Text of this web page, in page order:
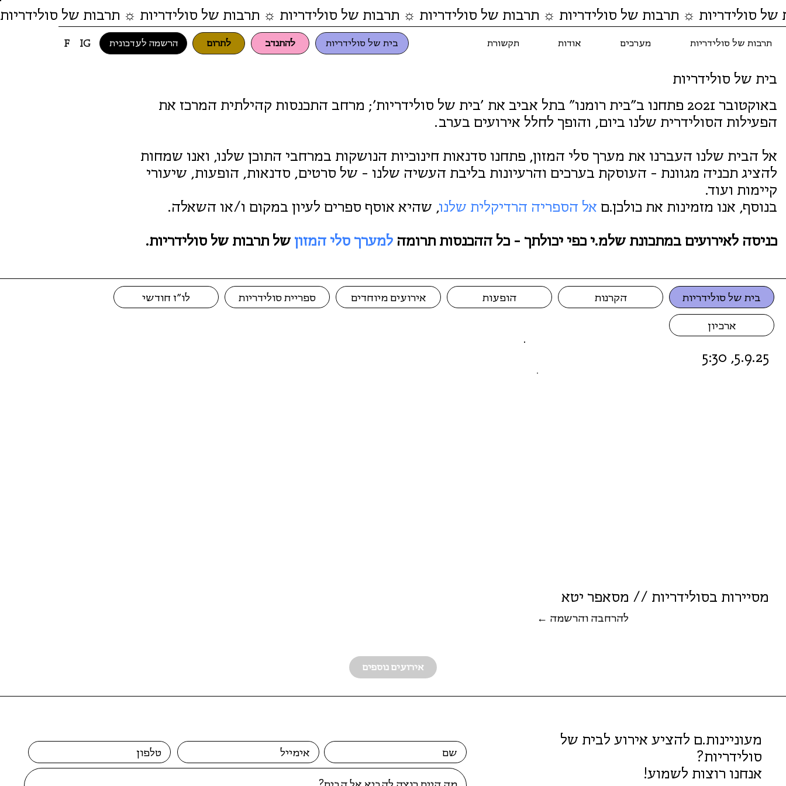
בית של סולידריות להתנדב לתרום תרבות של סולידריות מערכים אודות תקשורת F IG הרשמה לעדכונית
סולידריות ☼ תרבות של סולידריות ☼ תרבות של סולידריות ☼ תרבות של סולידריות ☼ תרבות של סולידריות ☼ תרבות של סולידריות
מסיירות בסולידריות // מסאפר יטא
← להרחבה והרשמה
5.9.25, 5:30
בית של סולידריות
באוקטובר 2021 פתחנו ב״בית רומנו״ בתל אביב את ׳בית של סולידריות׳; מרחב התכנסות קהילתית המרכז את
הפעילות הסולידרית שלנו ביום, והופך לחלל אירועים בערב.
אל הבית שלנו העברנו את מערך סלי המזון, פתחנו סדנאות חינוכיות הנושקות במרחבי התוכן שלנו, ואנו שמחות
להציג תכניה מגוונת - העוסקת בערכים והרעיונות בליבת העשיה שלנו - של סרטים, סדנאות, הופעות, שיעורי
קיימות ועוד.
בנוסף, אנו מזמינות את כולכן.ם אל הספריה הרדיקלית שלנו, שהיא אוסף ספרים לעיון במקום ו/או השאלה.
כניסה לאירועים במתכונת שלמ.י כפי יכולתך - כל ההכנסות תרומה למערך סלי המזון של תרבות של סולידריות.
הופעות בית של סולידריות הקרנות אירועים מיוחדים
ארכיון
ספריית סולידריות לו״ז חודשי
אירועים נוספים
מעוניינות.ם להציע אירוע לבית של
סולידריות?
אנחנו רוצות לשמוע!